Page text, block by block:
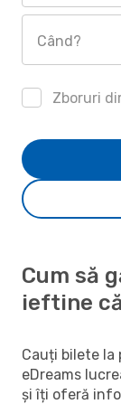
Când?
Zboruri
Cum să
ieftine
Cauți bilete la
eDreams
și îți oferă